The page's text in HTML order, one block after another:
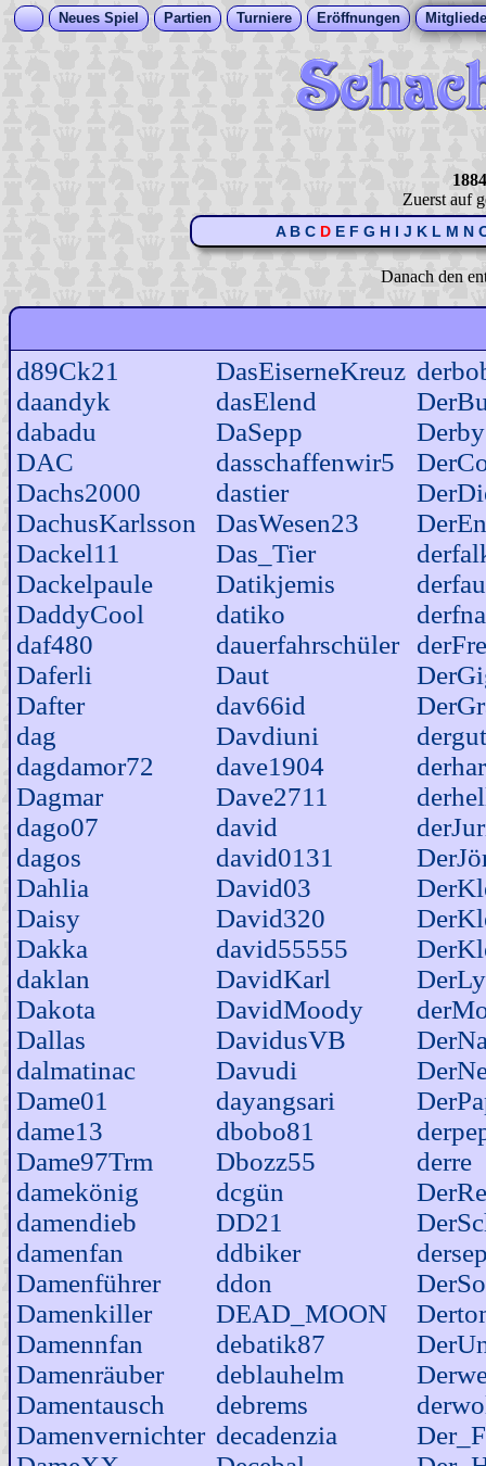
Neues Spiel Partien Turniere Eröffnungen
Zuerst auf
A B C D E F G H I J K L M N
Danach den
d89Ck21
daandyk
dabadu
DAC
Dachs2000
DachusKarlsson
Dackel11
Dackelpaule
DaddyCool
daf480
Daferli
Dafter
dag
dagdamor72
Dagmar
dago07
dagos
Dahlia
Daisy
Dakka
daklan
Dakota
Dallas
dalmatinac
Dame01
dame13
Dame97Trm
damekönig
damendieb
damenfan
Damenführer
Damenkiller
Damennfan
Damenräuber
Damentausch
Damenvernichter
DasEiserneKreuz
dasElend
DaSepp
dasschaffenwir5
dastier
DasWesen23
Das_Tier
Datikjemis
datiko
dauerfahrschüler
Daut
dav66id
Davdiuni
dave1904
Dave2711
david
david0131
David03
David320
david55555
DavidKarl
DavidMoody
DavidusVB
Davudi
dayangsari
dbobo81
Dbozz55
dcgün
DD21
ddbiker
ddon
DEAD_MOON
debatik87
deblauhelm
debrems
decadenzia
derre